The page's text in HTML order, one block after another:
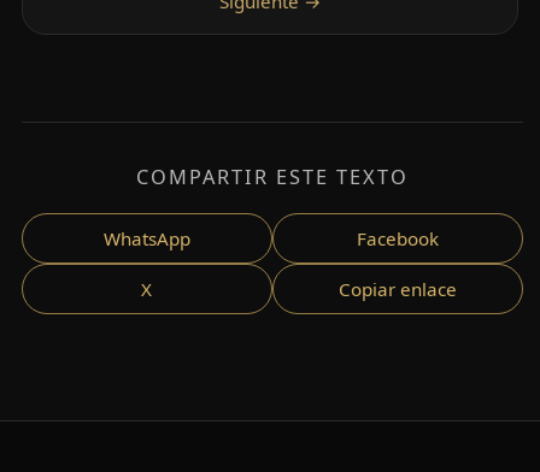
COMPARTIR ESTE TEXTO
WhatsApp Facebook
X Copiar enlace